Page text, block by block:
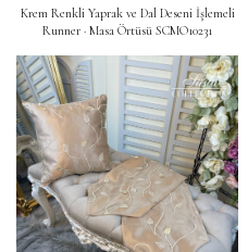
Krem Renkli Yaprak ve Dal Deseni İşlemeli
Runner · Masa Örtüsü SCMO10231